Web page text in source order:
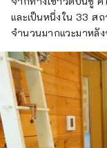
และเป็นหนึ่งใน 33 ส
จำนวนมากแวะมาหลั